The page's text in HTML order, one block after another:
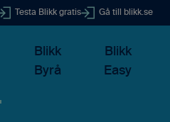
Testa Blikk gratis Gå till blikk.se
Blikk
Byrå
Blikk
Easy